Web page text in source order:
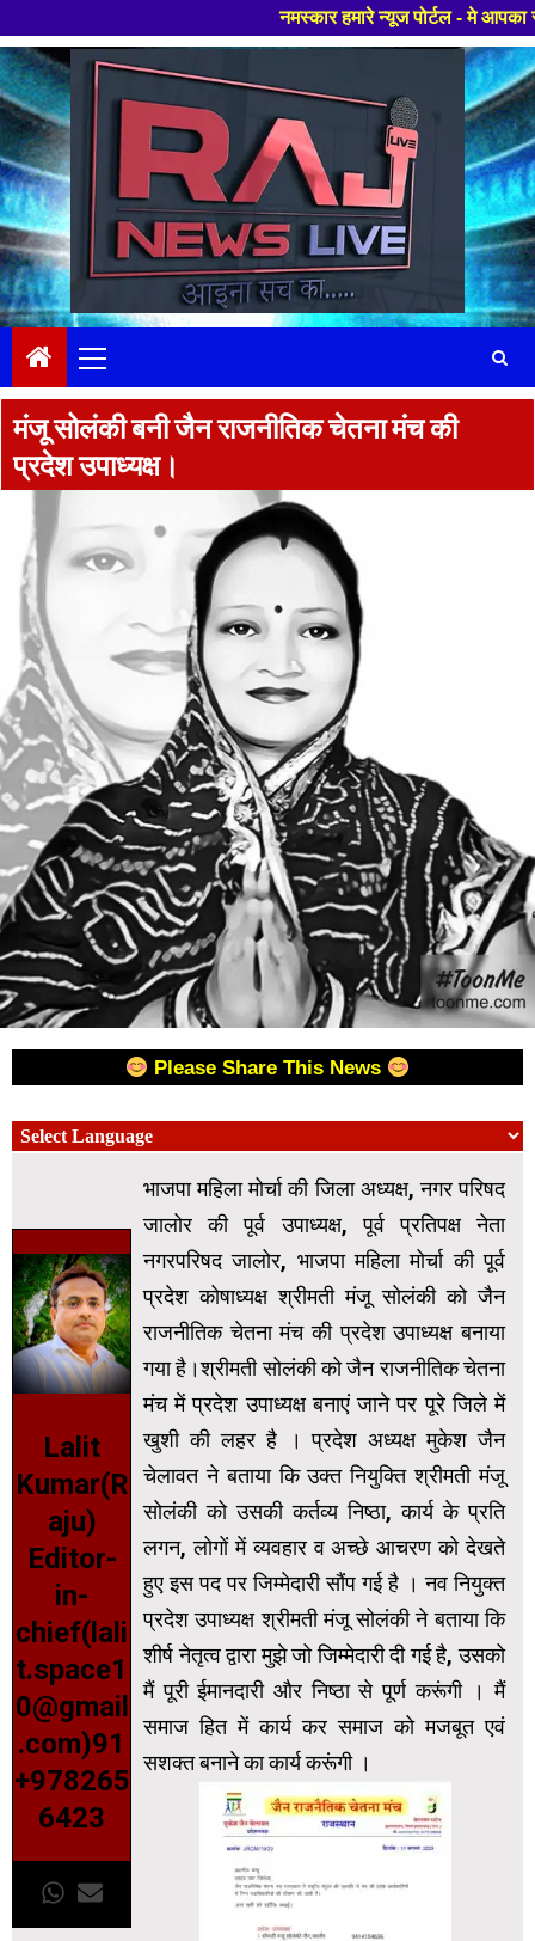
नमस्कार हमारे न्यूज पोर्टल - मे आपका स्वागत हैं
Skip
to
content
Menu
मंजू सोलंकी बनी जैन राजनीतिक चेतना मंच की
प्रदेश उपाध्यक्ष।
Please Share This News
Lalit
Kumar(R
aju)
Editor-
in-
chief(lali
t.space1
0@gmail
.com)91
+978265
6423
भाजपा महिला मोर्चा की जिला अध्यक्ष, नगर परिषद
जालोर की पूर्व उपाध्यक्ष, पूर्व प्रतिपक्ष नेता
नगरपरिषद जालोर, भाजपा महिला मोर्चा की पूर्व
प्रदेश कोषाध्यक्ष श्रीमती मंजू सोलंकी को जैन
राजनीतिक चेतना मंच की प्रदेश उपाध्यक्ष बनाया
गया है।श्रीमती सोलंकी को जैन राजनीतिक चेतना
मंच में प्रदेश उपाध्यक्ष बनाएं जाने पर पूरे जिले में
खुशी की लहर है । प्रदेश अध्यक्ष मुकेश जैन
चेलावत ने बताया कि उक्त नियुक्ति श्रीमती मंजू
सोलंकी को उसकी कर्तव्य निष्ठा, कार्य के प्रति
लगन, लोगों में व्यवहार व अच्छे आचरण को देखते
हुए इस पद पर जिम्मेदारी सौंप गई है । नव नियुक्त
प्रदेश उपाध्यक्ष श्रीमती मंजू सोलंकी ने बताया कि
शीर्ष नेतृत्व द्वारा मुझे जो जिम्मेदारी दी गई है, उसको
मैं पूरी ईमानदारी और निष्ठा से पूर्ण करूंगी । मैं
समाज हित में कार्य कर समाज को मजबूत एवं
सशक्त बनाने का कार्य करूंगी ।